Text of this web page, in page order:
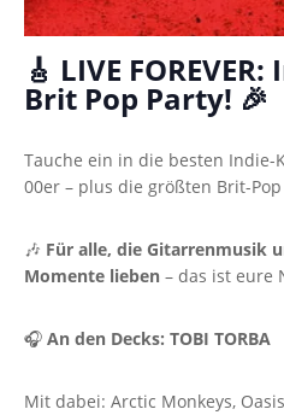
🎸 LIVE
Brit Pop Party! 🎉
Tauche ein in die besten Indie-
00er – plus die größten Brit-
🎶 Für alle, die Gitarrenmusik
Momente lieben – das ist eure
🎧 An den Decks: TOBI TORBA
Mit dabei: Arctic Monkeys,